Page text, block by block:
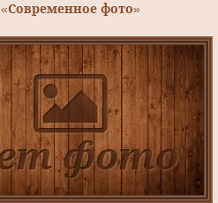
«Современное фото»